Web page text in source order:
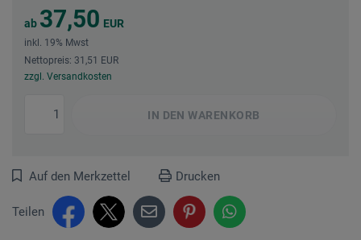
ab 37,50 EUR
inkl. 19% Mwst
Nettopreis: 31,51 EUR
zzgl. Versandkosten
IN DEN WARENKORB
Auf den Merkzettel Drucken
Teilen